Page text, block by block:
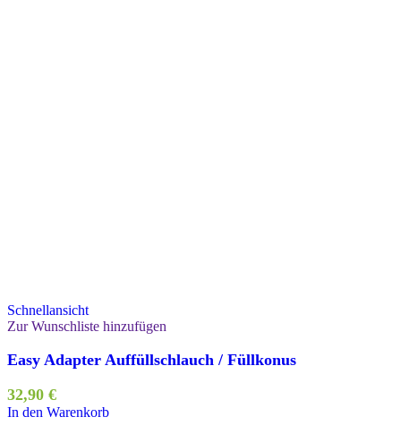
Schnellansicht
Zur Wunschliste hinzufügen
Easy Adapter Auffüllschlauch / Füllkonus
32,90 €
In den Warenkorb